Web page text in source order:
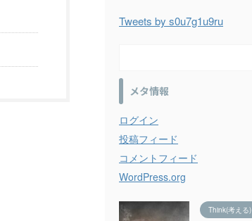
Tweets by s0u7g1u9ru
メタ情報
ログイン
投稿フィード
コメントフィード
WordPress.org
Think(考える)